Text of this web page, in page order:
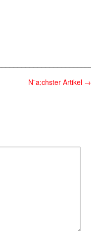
N¨a;chster Artikel →